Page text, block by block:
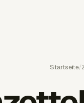
Startseite/